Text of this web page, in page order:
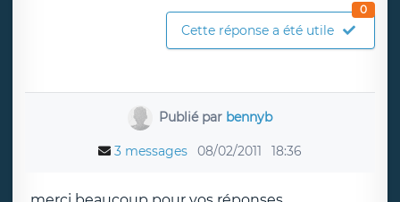
Cette réponse a été utile
0
Publié par bennyb
3 messages 08/02/2011 18:36